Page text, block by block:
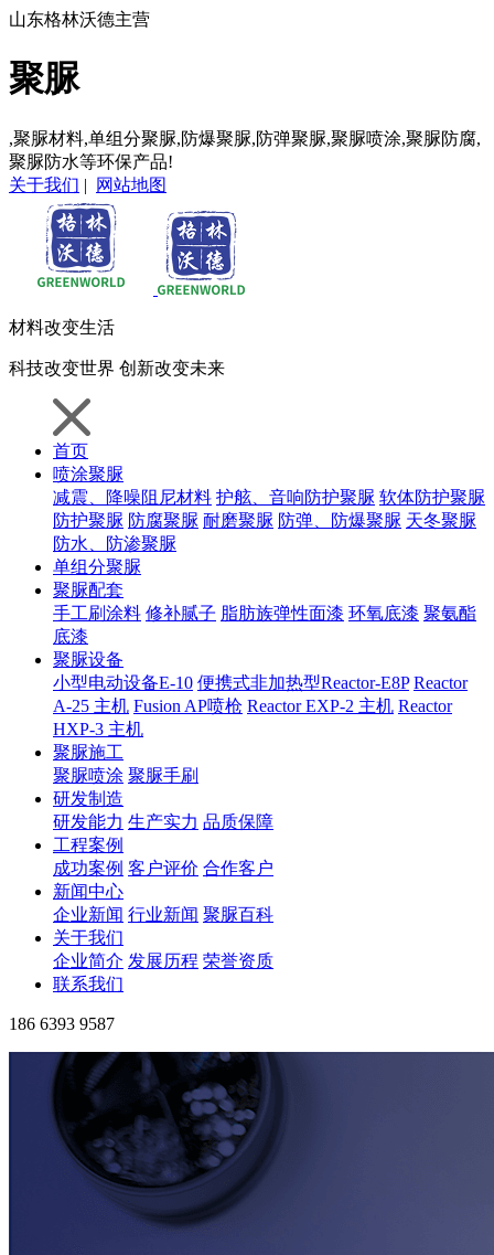
山东格林沃德主营
聚脲
,聚脲材料,单组分聚脲,防爆聚脲,防弹聚脲,聚脲喷涂,聚脲防腐,
聚脲防水等环保产品!
关于我们 | 网站地图
材料改变生活
科技改变世界 创新改变未来
首页
喷涂聚脲
减震、降噪阻尼材料 护舷、音响防护聚脲 软体防护聚脲
防护聚脲 防腐聚脲 耐磨聚脲 防弹、防爆聚脲 天冬聚脲
防水、防渗聚脲
单组分聚脲
聚脲配套
手工刷涂料 修补腻子 脂肪族弹性面漆 环氧底漆 聚氨酯
底漆
聚脲设备
小型电动设备E-10 便携式非加热型Reactor-E8P Reactor
A-25 主机 Fusion AP喷枪 Reactor EXP-2 主机 Reactor
HXP-3 主机
聚脲施工
聚脲喷涂 聚脲手刷
研发制造
研发能力 生产实力 品质保障
工程案例
成功案例 客户评价 合作客户
新闻中心
企业新闻 行业新闻 聚脲百科
关于我们
企业简介 发展历程 荣誉资质
联系我们
186 6393 9587